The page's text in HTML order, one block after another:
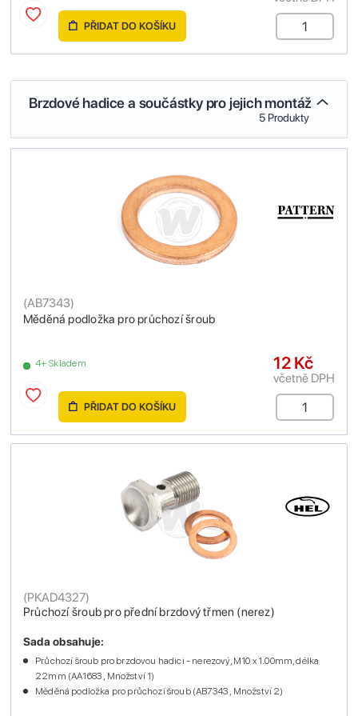
PŘIDAT DO KOŠÍKU
Brzdové hadice a součástky pro jejich montáž
5 Produkty
Měděná podložka pro průchozí šroub
(AB7343)
4+ Skladem 12 Kč
včetně DPH
PŘIDAT DO KOŠÍKU
Průchozí šroub pro přední brzdový třmen (nerez)
(PKAD4327)
Sada obsahuje:
Průchozí šroub pro brzdovou hadici - nerezový, M10 x 1.00mm, délka
22mm (AA1683 , Množství 1)
Měděná podložka pro průchozí šroub (AB7343 , Množství 2)